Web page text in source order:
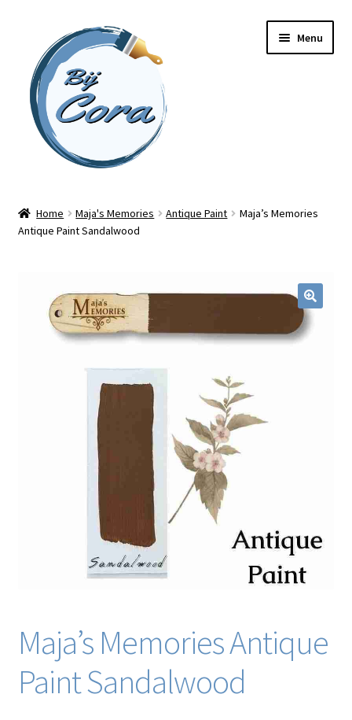
naar
navigatie
inhoud
Menu
Workshops
Home Maja's Memories Antique Paint
Maja’s Memories
Antique Paint Sandalwood
Maja’s Memories Antique
Paint Sandalwood